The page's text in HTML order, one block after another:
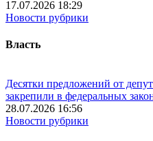
17.07.2026 18:29
Новости рубрики
Власть
Десятки предложений от
закрепили в федеральных
28.07.2026 16:56
Новости рубрики